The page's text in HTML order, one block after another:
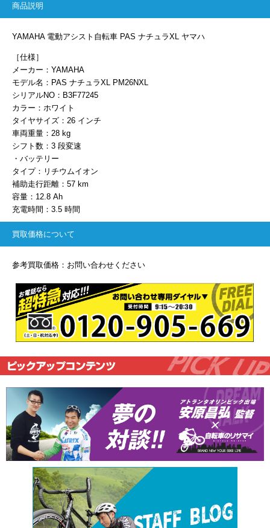
商品説明
YAMAHA 電動アシスト自転車 PAS ナチュラXL ヤマハ
［仕様］
メーカー：YAMAHA
モデル名：PAS ナチュラXL PM26NXL
シリアルNO：B3F77245
カラー：ホワイト
タイヤサイズ：26 インチ
車両重量：28 kg
シフト数：3 段変速
・バッテリー
タイプ：リチウムイオン
補助走行距離：57 km
容量：12.8 Ah
充電時間：3.5 時間
買取価格について
参考買取価格：お問い合わせください